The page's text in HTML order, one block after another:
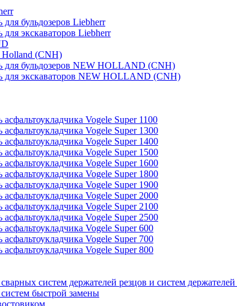
для бульдозеров Liebherr
для экскаваторов Liebherr
Holland (CNH)
для бульдозеров NEW HOLLAND (CNH)
для экскаваторов NEW HOLLAND (CNH)
асфальтоукладчика Vogele Super 1100
асфальтоукладчика Vogele Super 1300
асфальтоукладчика Vogele Super 1400
асфальтоукладчика Vogele Super 1500
асфальтоукладчика Vogele Super 1600
асфальтоукладчика Vogele Super 1800
асфальтоукладчика Vogele Super 1900
асфальтоукладчика Vogele Super 2000
асфальтоукладчика Vogele Super 2100
асфальтоукладчика Vogele Super 2500
асфальтоукладчика Vogele Super 600
асфальтоукладчика Vogele Super 700
асфальтоукладчика Vogele Super 800
систем держателей резцов и систем
быстрой замены